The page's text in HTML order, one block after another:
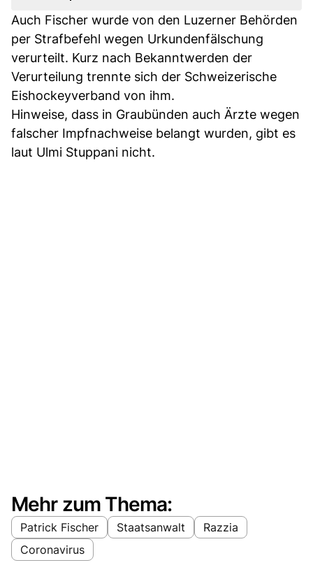
Auch Fischer wurde von den Luzerner Behörden
per Strafbefehl wegen Urkundenfälschung
verurteilt. Kurz nach Bekanntwerden der
Verurteilung trennte sich der Schweizerische
Eishockeyverband von ihm.
Hinweise, dass in Graubünden auch Ärzte wegen
falscher Impfnachweise belangt wurden, gibt es
laut Ulmi Stuppani nicht.
Mehr zum Thema:
Patrick Fischer Staatsanwalt
Razzia
Coronavirus